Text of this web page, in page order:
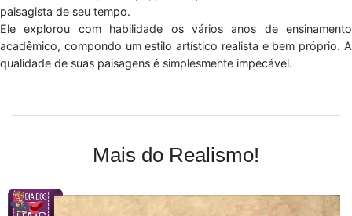
paisagista de seu tempo.
Ele explorou com habilidade os vários anos de ensinamento
acadêmico, compondo um estilo artístico realista e bem próprio. A
qualidade de suas paisagens é simplesmente impecável.
Mais do Realismo!